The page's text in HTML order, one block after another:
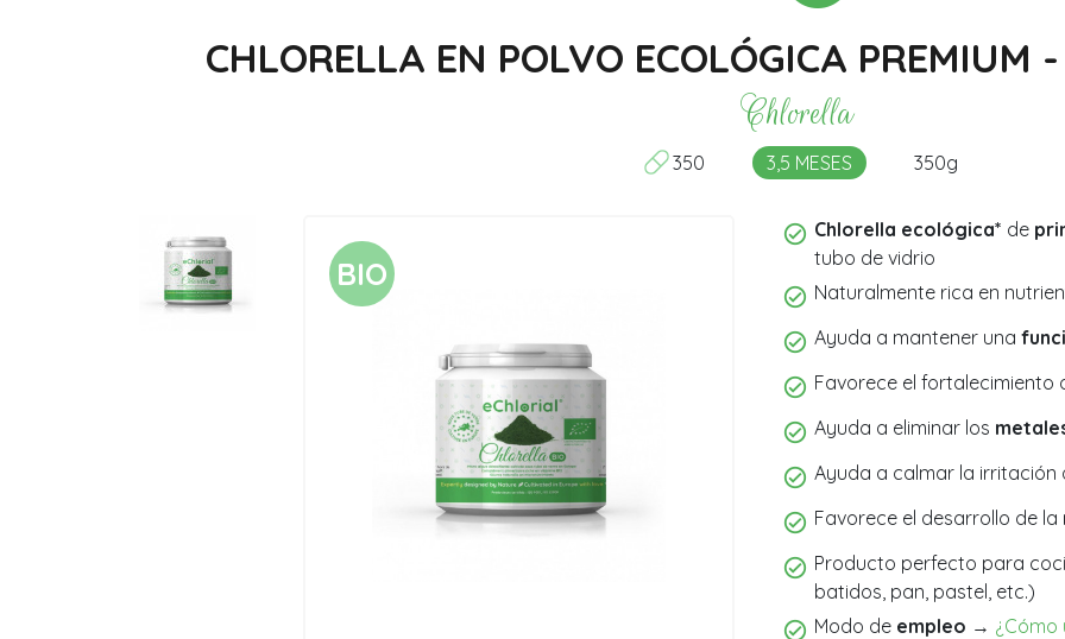
Composición
Opiniones y testimonios
CHLORELLA EN POLVO ECOLÓGICA PREMIUM
Chlorella
350 3,5 MESES 350g
BIO
Chlorella ecológica* de
tubo de vidrio
Naturalmente rica en
Ayuda a mantener una
Favorece el fortalecimiento
Ayuda a eliminar los
Ayuda a calmar la irritación
Favorece el desarrollo de la
Producto perfecto para
batidos, pan, pastel, etc.)
Modo de empleo → ¿Cómo